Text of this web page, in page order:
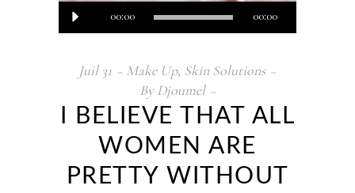
Lecteur
audio
00:00 00:00
Juil 31 Make Up, Skin Solutions
ByDjoumel
I BELIEVE THAT ALL
WOMEN ARE
PRETTY WITHOUT